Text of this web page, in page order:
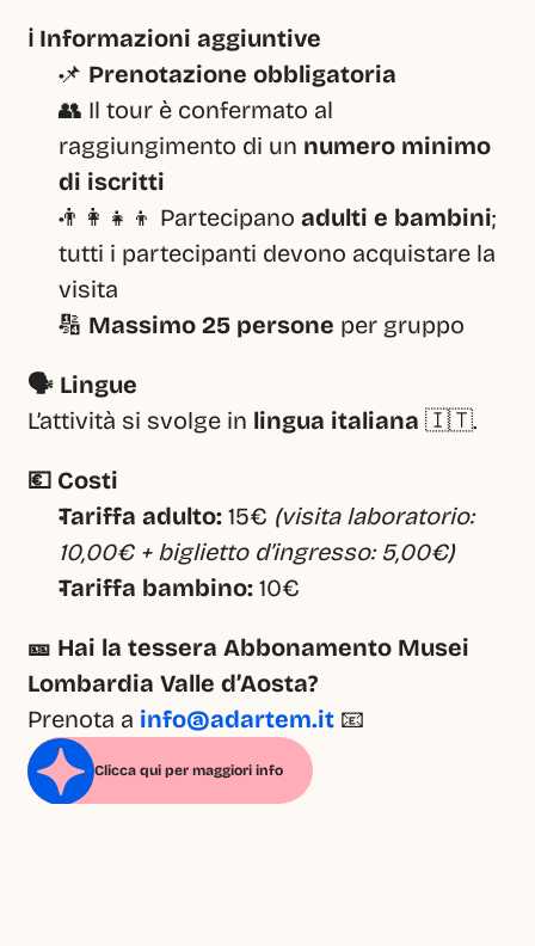
ℹ️ Informazioni aggiuntive
📌 Prenotazione obbligatoria
👥 Il tour è confermato al
raggiungimento di un numero minimo
di iscritti
👨‍👩‍👧‍👦 Partecipano adulti e bambini;
tutti i partecipanti devono acquistare la
visita
🔢 Massimo 25 persone per gruppo
🗣️ Lingue
L’attività si svolge in lingua italiana 🇮🇹.
💶 Costi
Tariffa adulto: 15€ (visita laboratorio:
10,00€ + biglietto d’ingresso: 5,00€)
Tariffa bambino: 10€
🎫 Hai la tessera Abbonamento Musei
Lombardia Valle d’Aosta?
Prenota a info@adartem.it 📧
Clicca qui per maggiori info